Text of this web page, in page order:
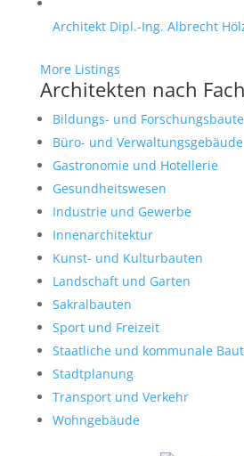
Architekt Dipl.-Ing. Albrecht
More Listings
Architekten nach
Bildungs- und
Büro- und Verwaltungsgebäude
Gastronomie und Hotellerie
Gesundheitswesen
Industrie und Gewerbe
Innenarchitektur
Kunst- und Kulturbauten
Landschaft und Garten
Sakralbauten
Sport und Freizeit
Staatliche und kommunale
Stadtplanung
Transport und Verkehr
Wohngebäude